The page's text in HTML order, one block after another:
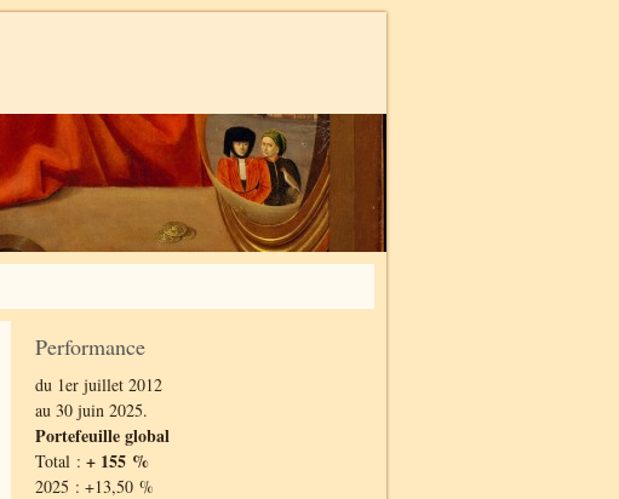
Performance
du 1er juillet 2012
au 30 juin 2025.
Portefeuille global
Total : + 155 %
2025 : +13,50 %